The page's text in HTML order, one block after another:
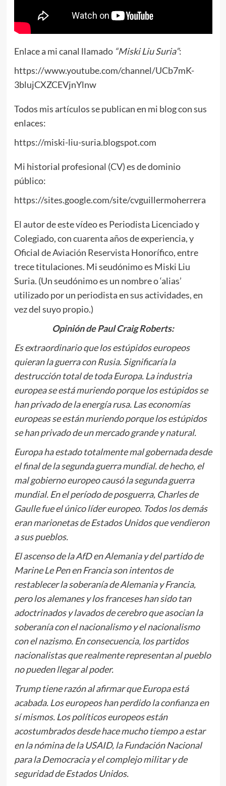
Enlace a mi canal llamado “Miski Liu Suria”:
https://www.youtube.com/channel/UCb7mK-
3blujCXZCEVjnYlnw
Todos mis artículos se publican en mi blog con sus
enlaces:
https://miski-liu-suria.blogspot.com
Mi historial profesional (CV) es de dominio
público:
https://sites.google.com/site/cvguillermoherrera
El autor de este vídeo es Periodista Licenciado y
Colegiado, con cuarenta años de experiencia, y
Oficial de Aviación Reservista Honorífico, entre
trece titulaciones. Mi seudónimo es Miski Liu
Suria. (Un seudónimo es un nombre o ‘alias’
utilizado por un periodista en sus actividades, en
vez del suyo propio.)
Opinión de Paul Craig Roberts:
Es extraordinario que los estúpidos europeos
quieran la guerra con Rusia. Significaría la
destrucción total de toda Europa. La industria
europea se está muriendo porque los estúpidos se
han privado de la energía rusa. Las economías
europeas se están muriendo porque los estúpidos
se han privado de un mercado grande y natural.
Europa ha estado totalmente mal gobernada desde
el final de la segunda guerra mundial. de hecho, el
mal gobierno europeo causó la segunda guerra
mundial. En el período de posguerra, Charles de
Gaulle fue el único líder europeo. Todos los demás
eran marionetas de Estados Unidos que vendieron
a sus pueblos.
El ascenso de la AfD en Alemania y del partido de
Marine Le Pen en Francia son intentos de
restablecer la soberanía de Alemania y Francia,
pero los alemanes y los franceses han sido tan
adoctrinados y lavados de cerebro que asocian la
soberanía con el nacionalismo y el nacionalismo
con el nazismo. En consecuencia, los partidos
nacionalistas que realmente representan al pueblo
no pueden llegar al poder.
Trump tiene razón al afirmar que Europa está
acabada. Los europeos han perdido la confianza en
sí mismos. Los políticos europeos están
acostumbrados desde hace mucho tiempo a estar
en la nómina de la USAID, la Fundación Nacional
para la Democracia y el complejo militar y de
seguridad de Estados Unidos.